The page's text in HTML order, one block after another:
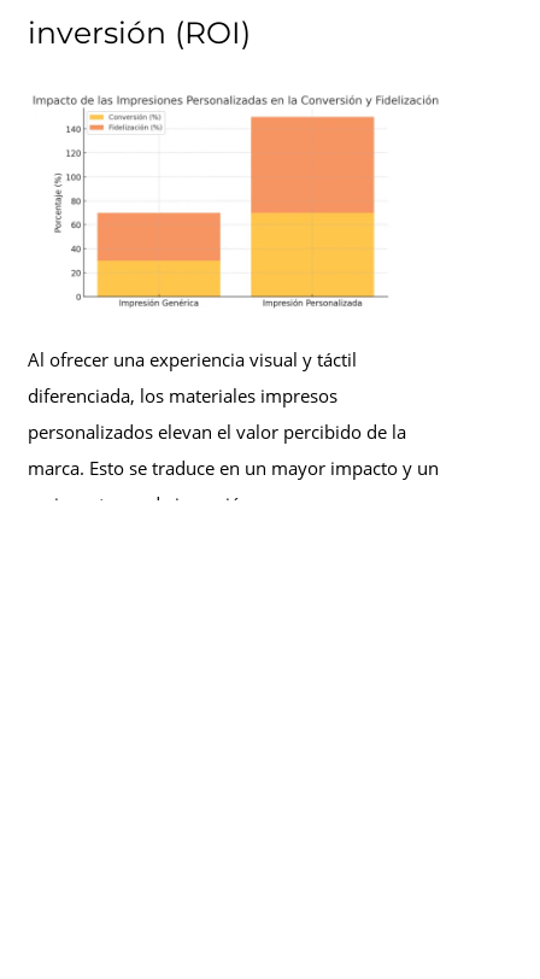
inversión (ROI)
Al ofrecer una experiencia visual y táctil
diferenciada, los materiales impresos
personalizados elevan el valor percibido de la
marca. Esto se traduce en un mayor impacto y un
mejor retorno de inversión.